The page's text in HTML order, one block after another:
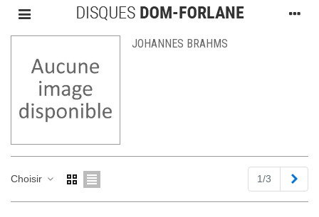
JOHANNES BRAHMS
Choisir 1/3